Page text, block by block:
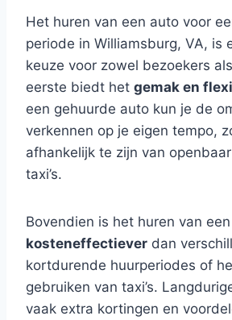
Het huren van een auto voor
periode in Williamsburg, VA, is
keuze voor zowel bezoekers
eerste biedt het gemak en
een gehuurde auto kun je de
verkennen op je eigen tempo,
afhankelijk te zijn van
taxi’s.
Bovendien is het huren van
kosteneffectiever dan
kortdurende huurperiodes of
gebruiken van taxi’s.
vaak extra kortingen en